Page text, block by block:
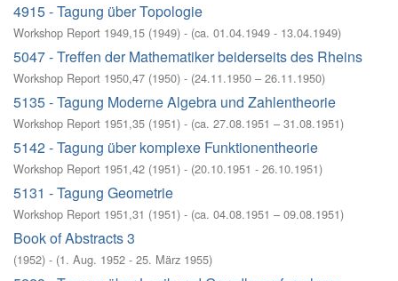
4915 - Tagung über Topologie
Workshop Report 1949,15 (1949) - (ca. 01.04.1949 - 13.04.1949)
5047 - Treffen der Mathematiker beiderseits des Rheins
Workshop Report 1950,47 (1950) - (24.11.1950 – 26.11.1950)
5135 - Tagung Moderne Algebra und Zahlentheorie
Workshop Report 1951,35 (1951) - (ca. 27.08.1951 – 31.08.1951)
5142 - Tagung über komplexe Funktionentheorie
Workshop Report 1951,42 (1951) - (20.10.1951 - 26.10.1951)
5131 - Tagung Geometrie
Workshop Report 1951,31 (1951) - (ca. 04.08.1951 – 09.08.1951)
Book of Abstracts 3
(1952) - (1. Aug. 1952 - 25. März 1955)